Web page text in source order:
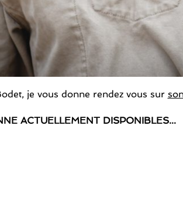
je vous donne rendez vous sur
ACTUELLEMENT DISPONIBLES…